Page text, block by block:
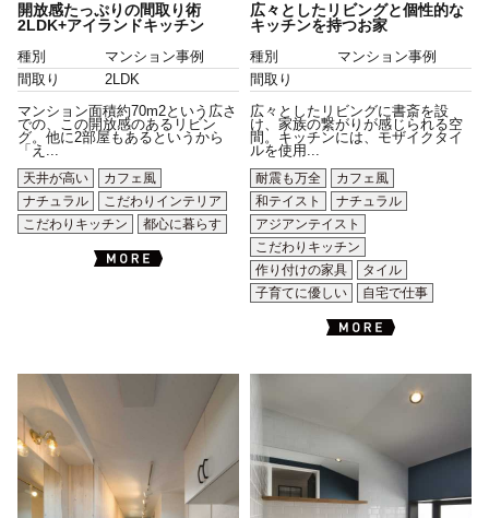
開放感たっぷりの間取り術
2LDK+アイランドキッチン
種別
マンション事例
間取り
2LDK
マンション面積約70m2という広さ
での、この開放感のあるリビン
グ。他に2部屋もあるというから
「え...
天井が高い
カフェ風
ナチュラル
こだわりインテリア
こだわりキッチン
都心に暮らす
広々としたリビングと個性的な
キッチンを持つお家
種別
マンション事例
間取り
広々としたリビングに書斎を設
け、家族の繋がりが感じられる空
間。キッチンには、モザイクタイ
ルを使用...
耐震も万全
カフェ風
和テイスト
ナチュラル
アジアンテイスト
こだわりキッチン
作り付けの家具
タイル
子育てに優しい
自宅で仕事